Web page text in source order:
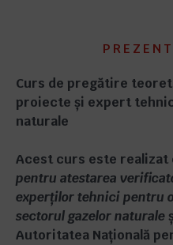
Curs de pregătire
proiecte și expert
naturale
Acest curs este realizat
pentru atestarea
experților tehnici pentru
sectorul gazelor naturale
Autoritatea Națională